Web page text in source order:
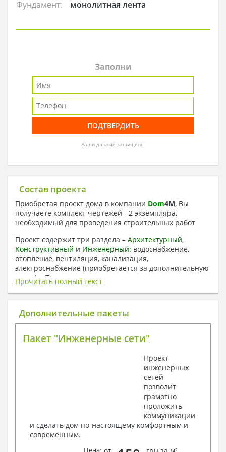
Фундамент: монолитная лента
Заполни
Ваши данные защищены
Состав проекта
Приобретая проект дома в компании Dom4M, Вы
получаете комплект чертежей - 2 экземпляра,
необходимый для проведения строительных работ
Проект содержит три раздела – Архитектурный,
Конструктивный и Инженерный: водоснабжение,
отопление, вентиляция, канализация,
электроснабжение (приобретается за дополнительную
плату) + Пояснительная записка.
1. Архитектурный раздел:
Общие данные по проекту
Поэтажные маркировочные планы с
Разрезы и состав конструкций
Фасады с ведомостью внешних отделок
Элементы проемов – спецификация
Ведомость перемычек – сечения и
Объемы основных строительных материалов
Архитектурные узлы в конструкциях
2. Конструктивный раздел:
Прочитать полный текст
Дополнительные пакеты
Пакет "Инженерные сети"
Проект
инженерных
сетей
позволит
грамотно
проложить
коммуникации
и сделать дом по-настоящему комфортным и
современным.